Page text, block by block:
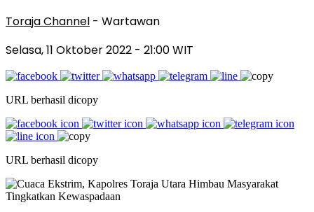
Toraja Channel - Wartawan
Selasa, 11 Oktober 2022 - 21:00 WIT
URL berhasil dicopy
URL berhasil dicopy